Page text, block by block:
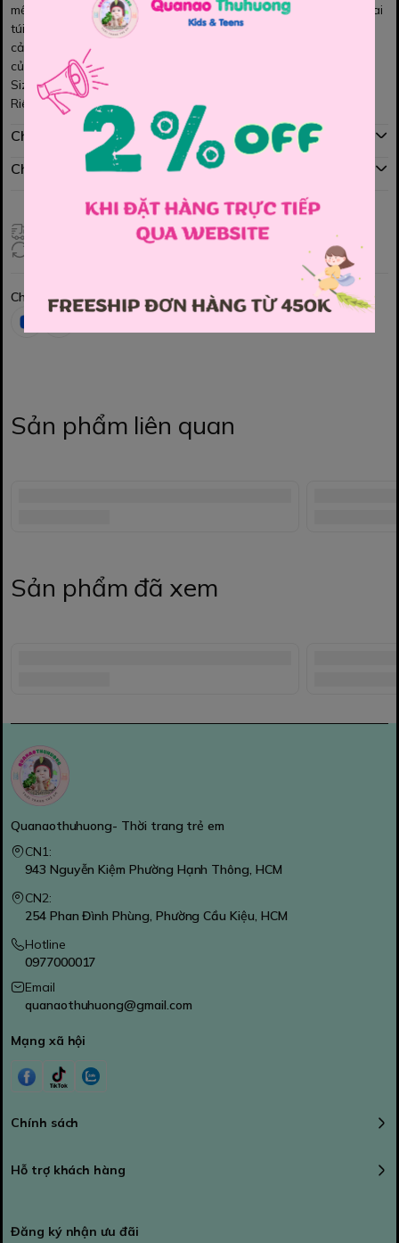
mềm, co dãn nhẹ, khóa kéo êm trơn, được may chìm thẩm mỹ. Hai
túi trước ngực tiện lợi, Phù hợp để bé mặc khoác nhẹ, không tạo
cảm giác nóng, hầm, thoải mái cho các hoạt động thường ngày
của bé.
Size 98, 134, 146,
Riêng size 170 - Giá 250k
Chính sách mua hàng
Chính sách đổi hàng
Giao hàng toàn quốc
Đổi hàng 3 ngày (HCM), 7 ngày (Tỉnh)
Chia sẻ
Sản phẩm liên quan
Sản phẩm đã xem
Quanaothuhuong- Thời trang trẻ em
CN1:
943 Nguyễn Kiệm Phường Hạnh Thông, HCM
CN2:
254 Phan Đình Phùng, Phường Cầu Kiệu, HCM
Hotline
0977000017
Email
quanaothuhuong@gmail.com
Mạng xã hội
Chính sách
Hỗ trợ khách hàng
Đăng ký nhận ưu đãi